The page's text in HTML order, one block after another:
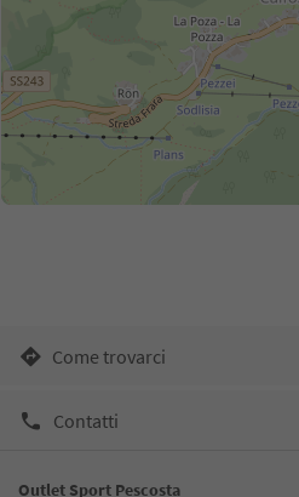
Come trovarci
Contatti
Outlet Sport Pescosta